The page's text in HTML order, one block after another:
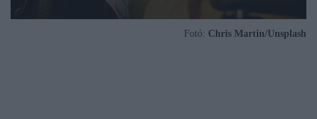
Fotó: Chris Martin/Unsplash